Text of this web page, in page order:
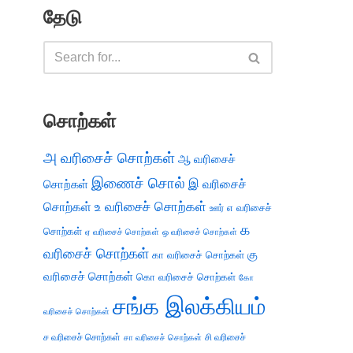
தேடு
சொற்கள்
அ வரிசைச் சொற்கள் ஆ வரிசைச்
சொற்கள் இணைச் சொல் இ வரிசைச்
சொற்கள் உ வரிசைச் சொற்கள் ஊர் எ வரிசைச்
சொற்கள் ஏ வரிசைச் சொற்கள் ஒ வரிசைச் சொற்கள் க
வரிசைச் சொற்கள் கா வரிசைச் சொற்கள் கு
வரிசைச் சொற்கள் கொ வரிசைச் சொற்கள் கோ
வரிசைச் சொற்கள் சங்க இலக்கியம்
ச வரிசைச் சொற்கள் சா வரிசைச் சொற்கள் சி வரிசைச்